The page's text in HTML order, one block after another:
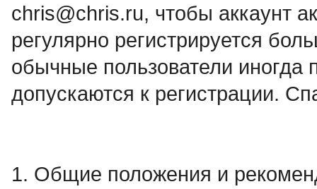
chris@chris.ru, чтобы аккаунт
регулярно регистрируется
обычные пользователи иногда
допускаются к регистрации.
1. Общие положения и